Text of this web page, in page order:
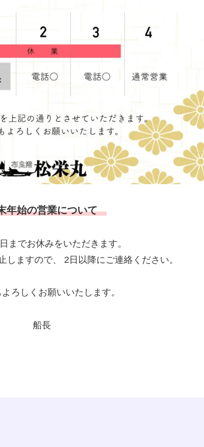
年始の営業について
までお休みをいただきます。
しますので、 2日以降にご連絡ください。
ろしくお願いいたします。
船長